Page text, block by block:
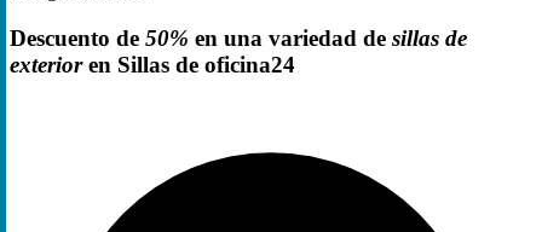
Descuento de 50% en una variedad de sillas de
exterioren Sillas de oficina24